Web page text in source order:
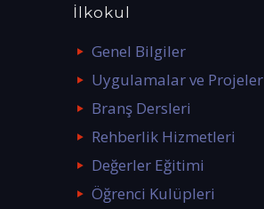
İlkokul
Genel Bilgiler
Uygulamalar ve Projeler
Branş Dersleri
Rehberlik Hizmetleri
Değerler Eğitimi
Öğrenci Kulüpleri